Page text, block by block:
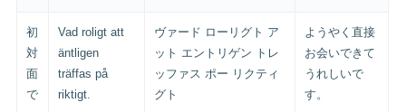
初
対
面
で
Vad roligt att
äntligen
träffas på
riktigt.
ヴァード ローリグト ア
ット エントリゲン トレ
ッファス ポー リクティ
グト
ようやく直接
お会いできて
うれしいで
す。